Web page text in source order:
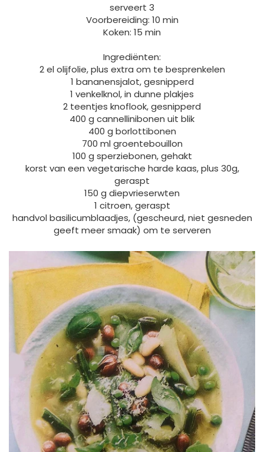
serveert 3
Voorbereiding: 10 min
Koken: 15 min
Ingrediënten:
2 el olijfolie, plus extra om te besprenkelen
1 bananensjalot, gesnipperd
1 venkelknol, in dunne plakjes
2 teentjes knoflook, gesnipperd
400 g cannellinibonen uit blik
400 g borlottibonen
700 ml groentebouillon
100 g sperziebonen, gehakt
korst van een vegetarische harde kaas, plus 30g,
geraspt
150 g diepvrieserwten
1 citroen, geraspt
handvol basilicumblaadjes, (gescheurd, niet gesneden
geeft meer smaak) om te serveren